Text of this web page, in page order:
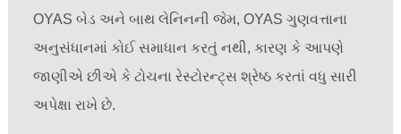
OYAS બેડ અને બાથ લેનિનની જેમ, OYAS ગુણવત્તાના
અનુસંધાનમાં કોઈ સમાધાન કરતું નથી, કારણ કે આપણે
જાણીએ છીએ કે ટોચના રેસ્ટોરન્ટ્સ શ્રેષ્ઠ કરતાં વધુ સારી
અપેક્ષા રાખે છે.